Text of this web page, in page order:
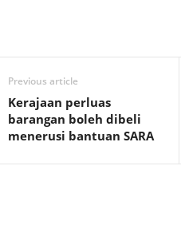
Previous article
Kerajaan perluas
barangan boleh dibeli
menerusi bantuan SARA